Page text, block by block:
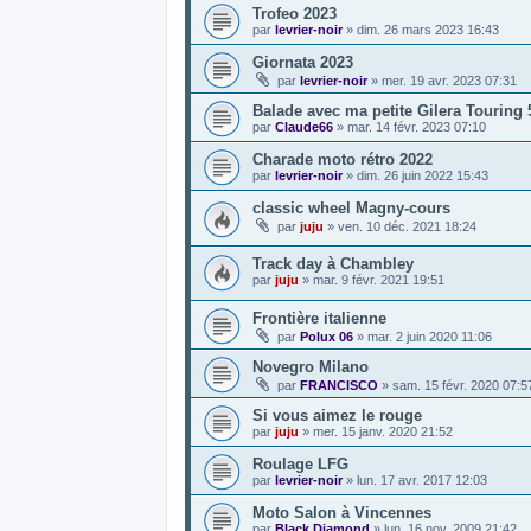
Trofeo 2023
par levrier-noir» dim. 26 mars 2023 16:43
Giornata 2023
par levrier-noir» mer. 19 avr. 2023 07:31
Balade avec ma petite Gilera Touring
par Claude66 » mar. 14 févr. 2023 07:10
Charade moto rétro 2022
par levrier-noir» dim. 26 juin 2022 15:43
classic wheel Magny-cours
par juju » ven. 10 déc. 2021 18:24
Track day à Chambley
par juju » mar. 9 févr. 2021 19:51
Frontière italienne
par Polux 06 » mar. 2 juin 2020 11:06
Novegro Milano
par FRANCISCO » sam. 15 févr. 2020
Si vous aimez le rouge
par juju » mer. 15 janv. 2020 21:52
Roulage LFG
par levrier-noir» lun. 17 avr. 2017 12:03
Moto Salon à Vincennes